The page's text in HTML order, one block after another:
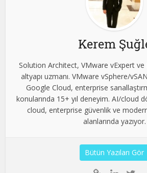
Kerem
Solution Architect, VMware vExpert
altyapı uzmanı. VMware vSphere/
Google Cloud, enterprise
konularında 15+ yıl deneyim. AI/cloud
cloud, enterprise güvenlik ve
alanlarında yazıyor.
Bütün Yazıları Gör